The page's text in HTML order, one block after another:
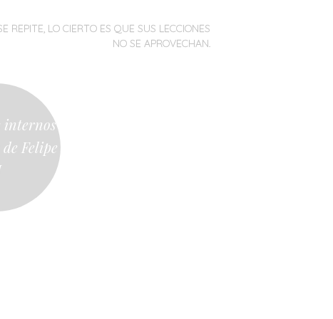
REPITE, LO CIERTO ES QUE SUS LECCIONES
NO SE APROVECHAN.
internos
Felipe